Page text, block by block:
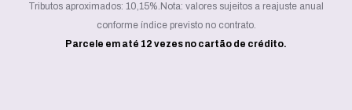
Tributos aproximados: 10,15%. Nota: valores sujeitos a reajuste anual
conforme índice previsto no contrato.
Parcele em até 12 vezes no cartão de crédito.